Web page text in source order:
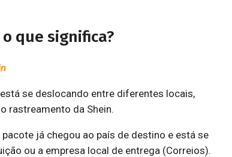
que significa?
se deslocando entre diferentes locais,
rastreamento da Shein.
já chegou ao país de destino e está se
ou a empresa local de entrega (Correios).